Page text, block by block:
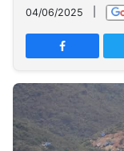
PT
TREETAN
MULTIMEDIA
INDONESIA
Partner
04/06/2025